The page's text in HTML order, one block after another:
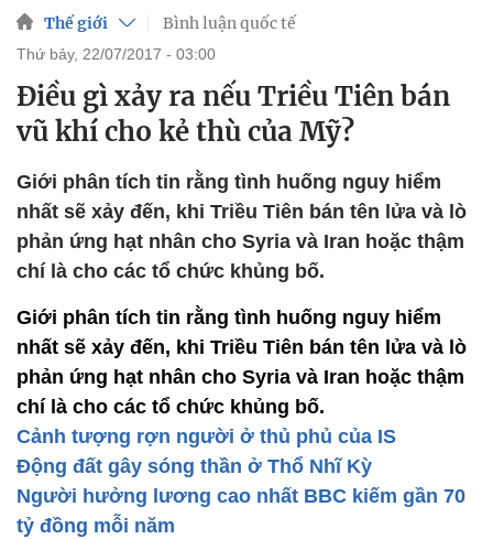
Thế giới Bình luận quốc tế
thứ bảy, 22/07/2017 - 03:00
Điều gì xảy ra nếu Triều Tiên bán
vũ khí cho kẻ thù của Mỹ?
Giới phân tích tin rằng tình huống nguy hiểm
nhất sẽ xảy đến, khi Triều Tiên bán tên lửa và lò
phản ứng hạt nhân cho Syria và Iran hoặc thậm
chí là cho các tổ chức khủng bố.
Giới phân tích tin rằng tình huống nguy hiểm
nhất sẽ xảy đến, khi Triều Tiên bán tên lửa và lò
phản ứng hạt nhân cho Syria và Iran hoặc thậm
chí là cho các tổ chức khủng bố.
Cảnh tượng rợn người ở thủ phủ của IS
Động đất gây sóng thần ở Thổ Nhĩ Kỳ
Người hưởng lương cao nhất BBC kiếm gần 70
tỷ đồng mỗi năm